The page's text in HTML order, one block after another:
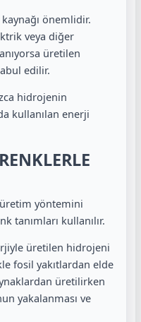
önemlidir.
veya diğer
üretilen
edilir.
hidrojenin
kullanılan enerji
yöntemini
tanımları kullanılır.
üretilen hidrojeni
fosil yakıtlardan elde
üretilirken
yakalanması ve